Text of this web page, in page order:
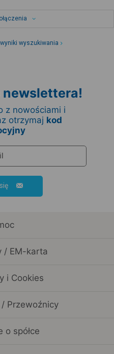
wyszukiwania
newslettera!
z nowościami i
otrzymaj kod
/ EM-karta
i Cookies
/ Przewoźnicy
o spółce